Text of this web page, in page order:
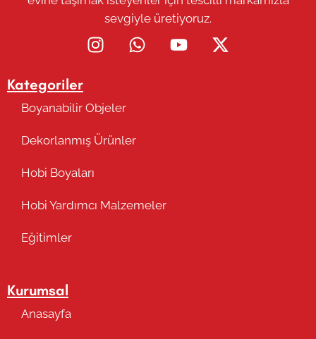
sevgiyle üretiyoruz.
Kategoriler
Boyanabilir Objeler
Dekorlanmış Ürünler
Hobi Boyaları
Hobi Yardımcı Malzemeler
Eğitimler
Kurumsal
Anasayfa